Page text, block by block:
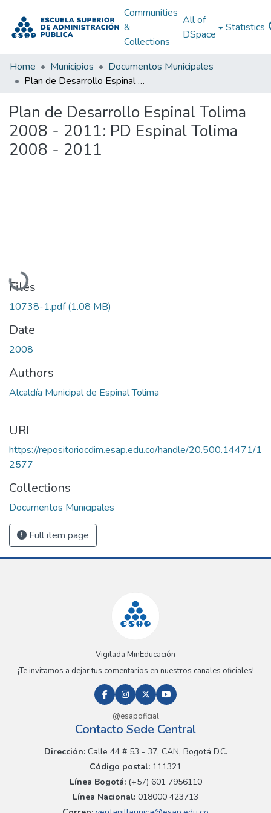
Communities
&
Collections
All of
DSpace
Statistics
Home Municipios
Documentos Municipales
Plan de Desarrollo Espinal Tolima 2008 - 2011: PD Espinal Tolima 2008 - 2011
Plan de Desarrollo Espinal Tolima
2008 - 2011: PD Espinal Tolima
2008 - 2011
Loading...
Files
10738-1.pdf(1.08 MB)
Date
2008
Authors
Alcaldía Municipal de Espinal Tolima
URI
https://repositoriocdim.esap.edu.co/handle/20.500.14471/1
2577
Collections
Documentos Municipales
Full item page
Vigilada MinEducación
¡Te invitamos a dejar tus comentarios en nuestros canales oficiales!
@esapoficial
Contacto Sede Central
Dirección:Calle 44 # 53 - 37, CAN, Bogotá D.C.
Código postal: 111321
Línea Bogotá:(+57) 601 7956110
Línea Nacional: 018000 423713